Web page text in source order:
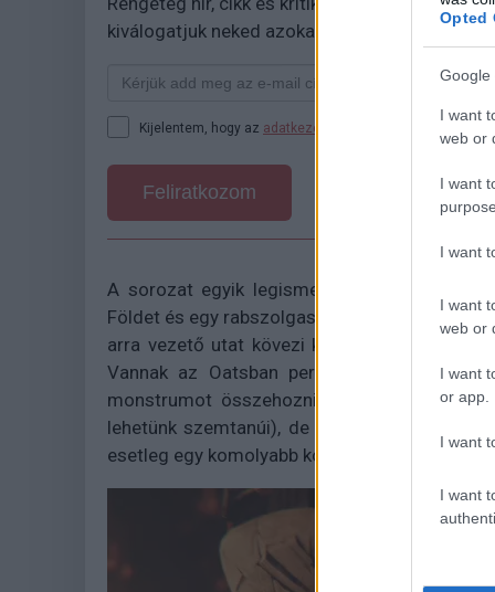
Opted
Google
I want
web or
I want
I want
I want
web or
I want
or app.
I want
I want
kiválogatjuk neked azokat, amikről biztosan
Kijelentem, hogy az adatkezelési nyilatkozat tartalmát
Feliratkozom
A sorozat egyik legismertebb epizódjában,
Földet és egy rabszolgasorba taszított
arra vezető utat kövezi ki Blomkamp, amit
Vannak az Oatsban persze olyan részek
monstrumot összehozni (pl. a Főzzünk Bill-
lehetünk szemtanúi), de még ezekben is
esetleg egy komolyabb koncepcióba